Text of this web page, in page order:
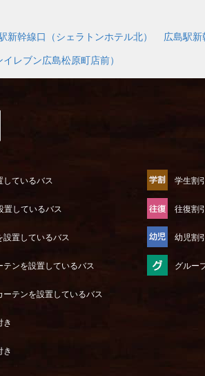
新幹線口（シェラトンホテル北） 広島駅新
レブン広島松原町店前）
しているバス
置しているバス
設置しているバス
テンを設置しているバス
ーテンを設置しているバス
き
き
学生割
往復割
幼児割
グルー